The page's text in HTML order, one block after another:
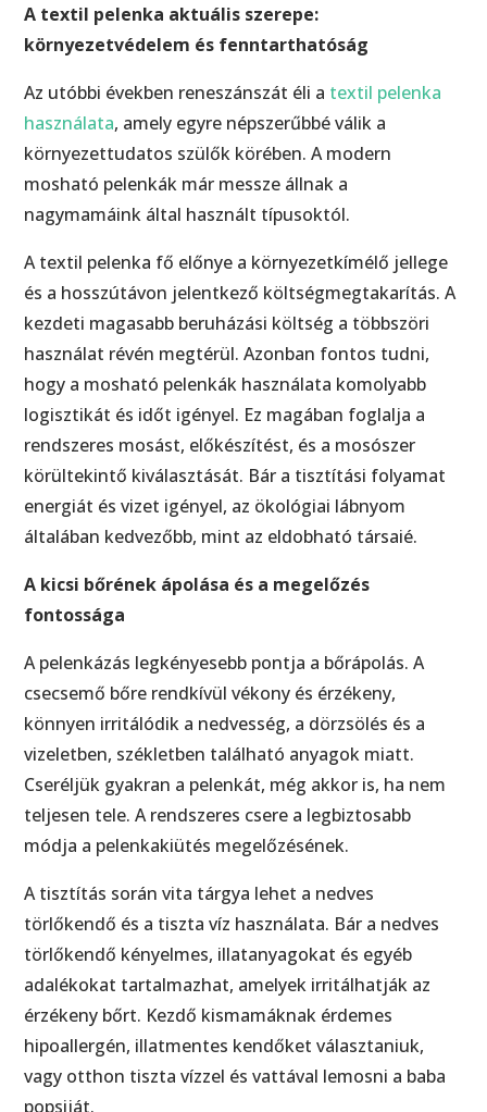
A textil pelenka aktuális szerepe:
környezetvédelem és fenntarthatóság
Az utóbbi években reneszánszát éli a textil pelenka
használata, amely egyre népszerűbbé válik a
környezettudatos szülők körében. A modern
mosható pelenkák már messze állnak a
nagymamáink által használt típusoktól.
A textil pelenka fő előnye a környezetkímélő jellege
és a hosszútávon jelentkező költségmegtakarítás. A
kezdeti magasabb beruházási költség a többszöri
használat révén megtérül. Azonban fontos tudni,
hogy a mosható pelenkák használata komolyabb
logisztikát és időt igényel. Ez magában foglalja a
rendszeres mosást, előkészítést, és a mosószer
körültekintő kiválasztását. Bár a tisztítási folyamat
energiát és vizet igényel, az ökológiai lábnyom
általában kedvezőbb, mint az eldobható társaié.
A kicsi bőrének ápolása és a megelőzés
fontossága
A pelenkázás legkényesebb pontja a bőrápolás. A
csecsemő bőre rendkívül vékony és érzékeny,
könnyen irritálódik a nedvesség, a dörzsölés és a
vizeletben, székletben található anyagok miatt.
Cseréljük gyakran a pelenkát, még akkor is, ha nem
teljesen tele. A rendszeres csere a legbiztosabb
módja a pelenkakiütés megelőzésének.
A tisztítás során vita tárgya lehet a nedves
törlőkendő és a tiszta víz használata. Bár a nedves
törlőkendő kényelmes, illatanyagokat és egyéb
adalékokat tartalmazhat, amelyek irritálhatják az
érzékeny bőrt. Kezdő kismamáknak érdemes
hipoallergén, illatmentes kendőket választaniuk,
vagy otthon tiszta vízzel és vattával lemosni a baba
popsiját.